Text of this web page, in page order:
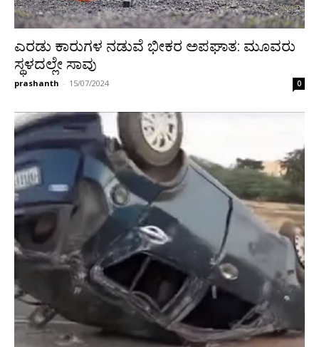
ಎರಡು ಕಾರುಗಳ ನಡುವೆ ಭೀಕರ ಅಪಘಾತ: ಮೂವರು
ಸ್ಥಳದಲ್ಲೇ ಸಾವು
prashanth - 15/07/2024 0